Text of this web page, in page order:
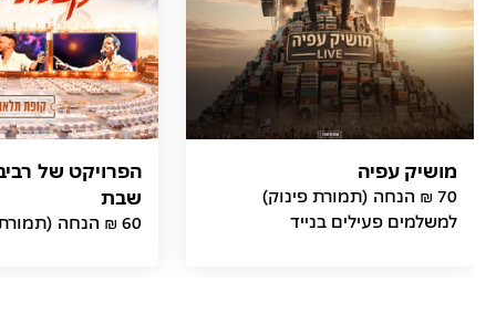
מושיק עפיה
70 ₪ הנחה (תמורת פינוק)
למשלמים פעילים בנייד
הפרויקט של
שבת
60 ₪ הנחה (תמורת פינוק)